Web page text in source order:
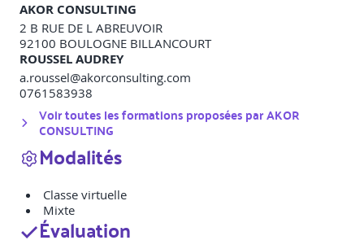
AKOR CONSULTING
2 B RUE DE L ABREUVOIR
92100 BOULOGNE BILLANCOURT
ROUSSEL AUDREY
a.roussel@akorconsulting.com
0761583938
Voir toutes les formations proposées parAKOR
CONSULTING
Modalités
Classe virtuelle
Mixte
Évaluation